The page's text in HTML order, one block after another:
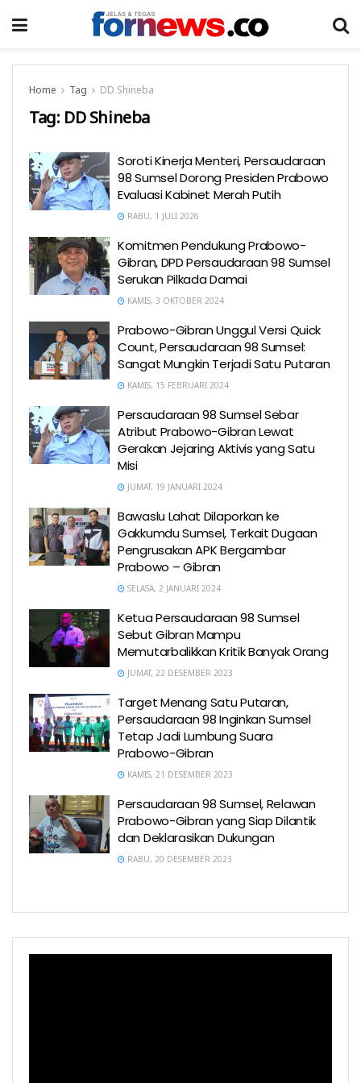
Home Tag DD Shineba
Tag: DD Shineba
Soroti Kinerja Menteri, Persaudaraan
98 Sumsel Dorong Presiden Prabowo
Evaluasi Kabinet Merah Putih
RABU, 1 JULI 2026
Komitmen Pendukung Prabowo-
Gibran, DPD Persaudaraan 98 Sumsel
Serukan Pilkada Damai
KAMIS, 3 OKTOBER 2024
Prabowo-Gibran Unggul Versi Quick
Count, Persaudaraan 98 Sumsel:
Sangat Mungkin Terjadi Satu Putaran
KAMIS, 15 FEBRUARI 2024
Persaudaraan 98 Sumsel Sebar
Atribut Prabowo-Gibran Lewat
Gerakan Jejaring Aktivis yang Satu
Misi
JUMAT, 19 JANUARI 2024
Bawaslu Lahat Dilaporkan ke
Gakkumdu Sumsel, Terkait Dugaan
Pengrusakan APK Bergambar
Prabowo – Gibran
SELASA, 2 JANUARI 2024
Ketua Persaudaraan 98 Sumsel
Sebut Gibran Mampu
Memutarbalikkan Kritik Banyak Orang
JUMAT, 22 DESEMBER 2023
Target Menang Satu Putaran,
Persaudaraan 98 Inginkan Sumsel
Tetap Jadi Lumbung Suara
Prabowo-Gibran
KAMIS, 21 DESEMBER 2023
Persaudaraan 98 Sumsel, Relawan
Prabowo-Gibran yang Siap Dilantik
dan Deklarasikan Dukungan
RABU, 20 DESEMBER 2023